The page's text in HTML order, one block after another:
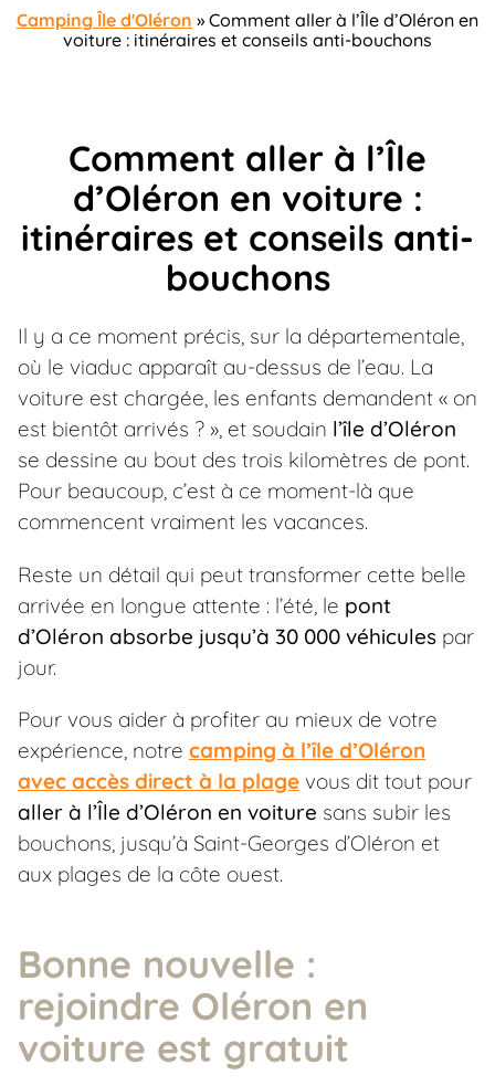
Camping Île d'Oléron » Comment aller à l’Île d’Oléron en
voiture : itinéraires et conseils anti-bouchons
Comment aller à l’Île
d’Oléron en voiture :
itinéraires et conseils anti-
bouchons
Il y a ce moment précis, sur la départementale,
où le viaduc apparaît au-dessus de l’eau. La
voiture est chargée, les enfants demandent « on
est bientôt arrivés ? », et soudain l’île d’Oléron
se dessine au bout des trois kilomètres de pont.
Pour beaucoup, c’est à ce moment-là que
commencent vraiment les vacances.
Reste un détail qui peut transformer cette belle
arrivée en longue attente : l’été, le pont
d’Oléron absorbe jusqu’à 30 000 véhicules par
jour.
Pour vous aider à profiter au mieux de votre
expérience, notre camping à l’île d’Oléron
avec accès direct à la plage vous dit tout pour
aller à l’Île d’Oléron en voiture sans subir les
bouchons, jusqu’à Saint-Georges d’Oléron et
aux plages de la côte ouest.
Bonne nouvelle :
rejoindre Oléron en
voiture est gratuit